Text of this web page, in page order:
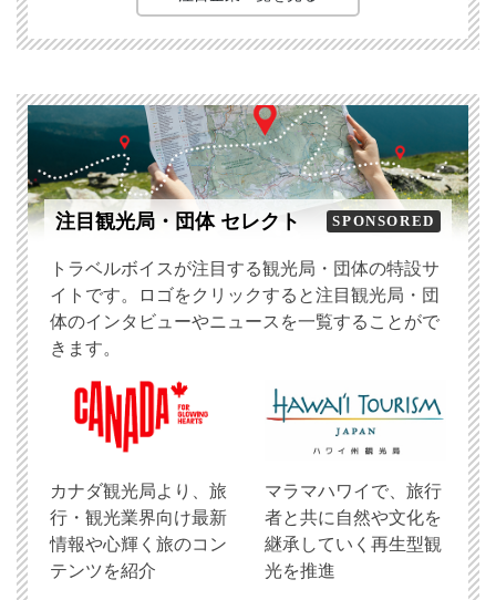
注目観光局・団体 セレクト SPONSORED
トラベルボイスが注目する観光局・団体の特設サ
イトです。ロゴをクリックすると注目観光局・団
体のインタビューやニュースを一覧することがで
きます。
​カナダ観光局より、旅
行・観光業界向け最新
情報や心輝く旅のコン
テンツを紹介
マラマハワイで、旅行
者と共に自然や文化を
継承していく再生型観
光を推進